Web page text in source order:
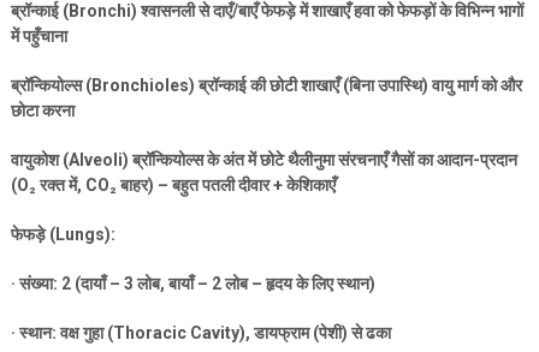
ब्रॉन्काई (Bronchi)श्वासनली से दाएँ/बाएँ फेफड़े में शाखाएँ हवा को फेफड़ों के विभिन्न भागों
में पहुँचाना
ब्रॉन्कियोल्स (Bronchioles)ब्रॉन्काई की छोटी शाखाएँ (बिना उपास्थि) वायु मार्ग को और
छोटा करना
वायुकोश (Alveoli)ब्रॉन्कियोल्स के अंत में छोटे थैलीनुमा संरचनाएँ गैसों का आदान-प्रदान
(O₂रक्त में, CO₂बाहर) – बहुत पतली दीवार + केशिकाएँ
फेफड़े (Lungs):
·संख्या: 2 (दायाँ – 3लोब,बायाँ – 2लोब – हृदय के लिए स्थान)
·स्थान: वक्ष गुहा (Thoracic Cavity),डायफ्राम (पेशी) से ढका